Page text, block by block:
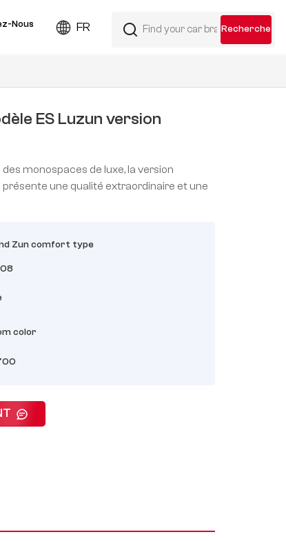
FR
Nous
ES Luzun version
monospaces de luxe, la version
présente une qualité extraordinaire et une
Zun comfort type
color